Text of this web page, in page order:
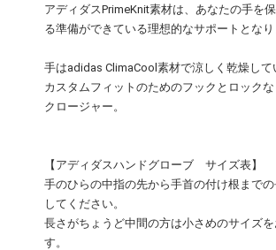
アディダスPrimeKnit素材は、あなたの手を
る準備ができている理想的なサポートとなり
手はadidas ClimaCool素材で涼しく乾燥して
カスタムフィットのためのフックとロック
クロージャー。
【アディダスハンドグローブ サイズ表】
手のひらの中指の先から手首の付け根まで
してください。
長さがちょうど中間の方は小さめのサイズを
す。